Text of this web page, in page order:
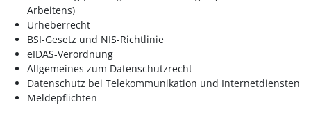
Arbeitens)
Urheberrecht
BSI-Gesetz und NIS-Richtlinie
eIDAS-Verordnung
Allgemeines zum Datenschutzrecht
Datenschutz bei Telekommunikation und Internetdiensten
Meldepflichten